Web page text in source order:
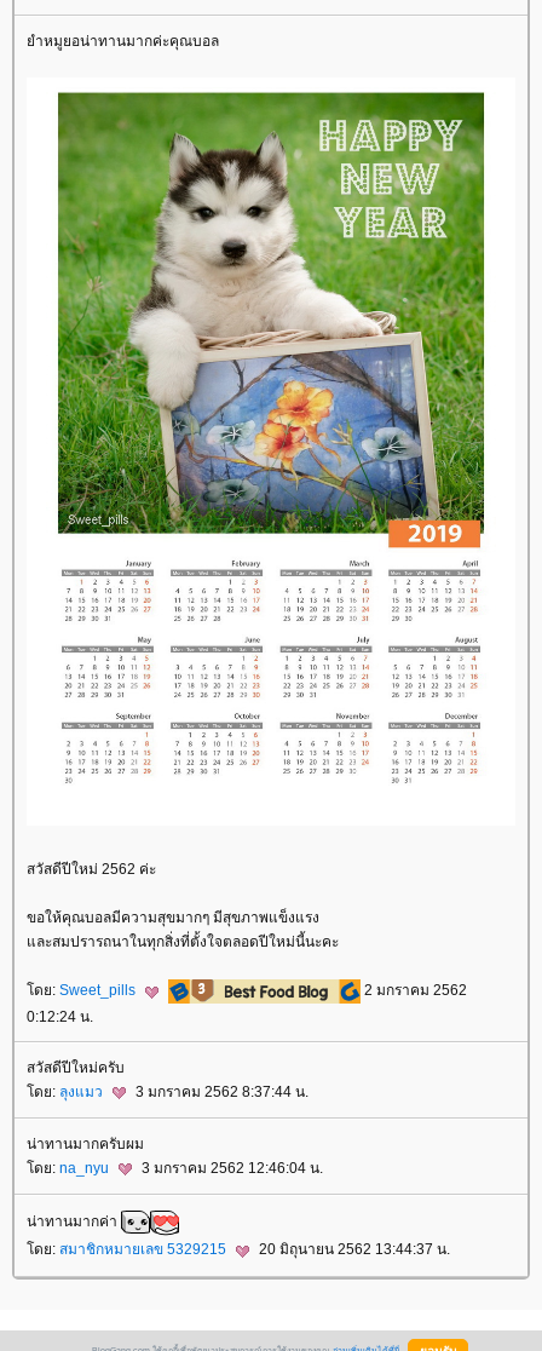
ำหมูยอน่าทานมากค่ะคุณบอล
สวัสดีปีใหม่ 2562 ค่ะ
ขอให้คุณบอลมีความสุขมากๆ มีสุขภาพแข็งแรง
ละสมปรารถนาในทุกสิ่งที่ตั้งใจตลอดปีใหม่นี้นะคะ
ดย: Sweet_pills
2 มกราคม 2562
0:12:24 น.
สวัสดีปีใหม่ครับ
ดย: ลุงแมว 3 มกราคม 2562 8:37:44 น.
น่าทานมากครับผม
ดย: na_nyu 3 มกราคม 2562 12:46:04 น.
น่าทานมากค่า
ดย: สมาชิกหมายเลข 5329215 20 มิถุนายน 2562 13:44:37 น.